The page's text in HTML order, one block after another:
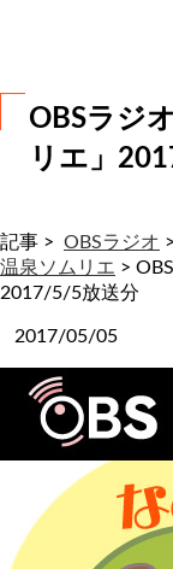
OBSラジ
リエ」
記事 > OBSラジオ >
温泉ソムリエ >
2017/5/5放送分
2017/05/05